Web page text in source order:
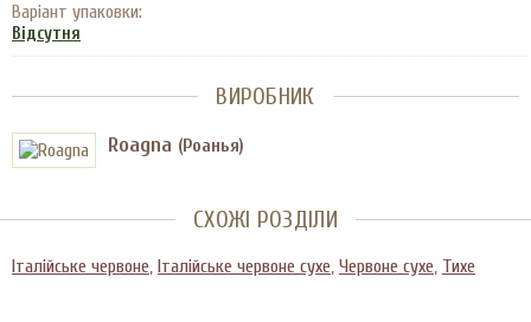
Варіант упаковки:
Відсутня
ВИРОБНИК
Roagna (Роанья)
СХОЖІ РОЗДІЛИ
Італійське червоне, Італійське червоне сухе, Червоне сухе, Тихе